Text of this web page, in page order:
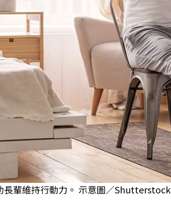
長輩維持行動力。 示意圖／Shutterstock